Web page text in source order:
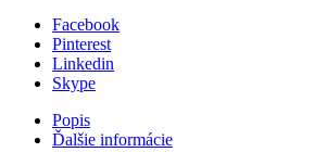
Facebook
Pinterest
Linkedin
Skype
Popis
Ďalšie informácie